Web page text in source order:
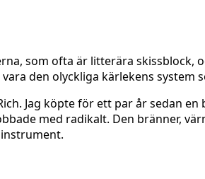
som ofta är litterära
den olyckliga kärlekens system
Jag köpte för ett par år sedan
med radikalt. Den bränner,